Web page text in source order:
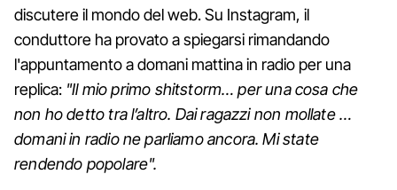
discutere il mondo del web. Su Instagram, il
conduttore ha provato a spiegarsi rimandando
l'appuntamento a domani mattina in radio per una
replica: "Il mio primo shitstorm… per una cosa che
non ho detto tra l’altro. Dai ragazzi non mollate …
domani in radio ne parliamo ancora. Mi state
rendendo popolare".